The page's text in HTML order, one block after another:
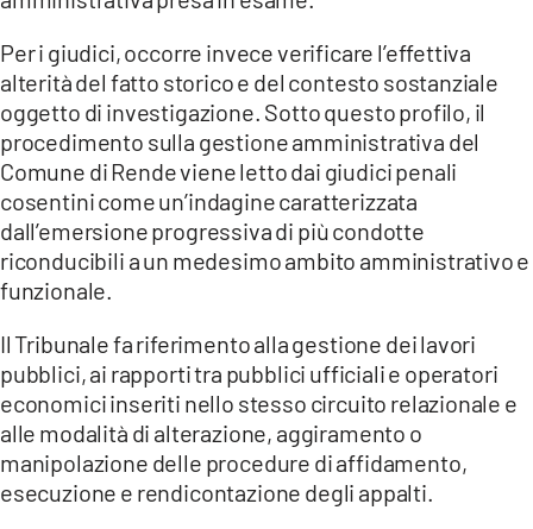
Per i giudici, occorre invece verificare l’effettiva
alterità del fatto storico e del contesto sostanziale
oggetto di investigazione. Sotto questo profilo, il
procedimento sulla gestione amministrativa del
Comune di Rende viene letto dai giudici penali
cosentini come un’indagine caratterizzata
dall’emersione progressiva di più condotte
riconducibili a un medesimo ambito amministrativo e
funzionale.
Il Tribunale fa riferimento alla gestione dei lavori
pubblici, ai rapporti tra pubblici ufficiali e operatori
economici inseriti nello stesso circuito relazionale e
alle modalità di alterazione, aggiramento o
manipolazione delle procedure di affidamento,
esecuzione e rendicontazione degli appalti.